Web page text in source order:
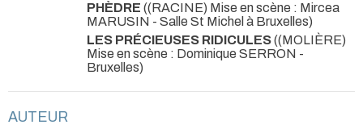
PHÈDRE ((RACINE) Mise en scène : Mircea
MARUSIN - Salle St Michel à Bruxelles)
LES PRÉCIEUSES RIDICULES((MOLIÈRE)
Mise en scène : Dominique SERRON -
Bruxelles)
AUTEUR